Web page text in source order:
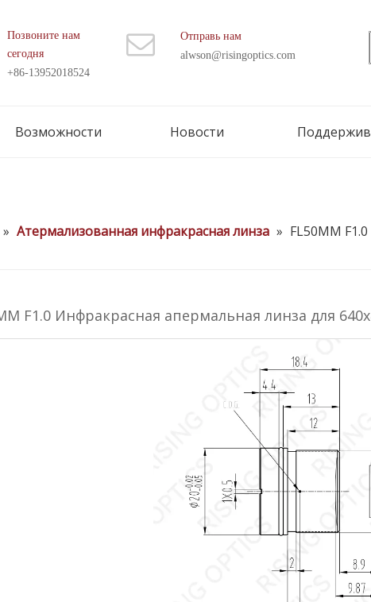
Позвоните нам
сегодня
+86-13952018524
Отправь нам
alwson@risingoptics.com
Возможности Новости
» Атермализованная инфракрасная линза » FL50MM
F1.0 Инфракрасная апермальная линза для